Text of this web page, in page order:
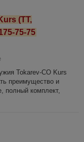
(ТТ,
75-75
Tokarev-СО Kurs
преимущество и
полный комплект,